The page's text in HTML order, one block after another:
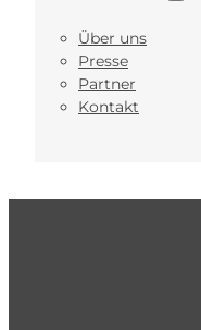
Über uns
Presse
Partner
Kontakt